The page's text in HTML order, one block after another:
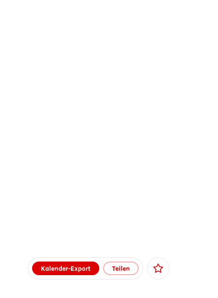
Kalender-Export Teilen